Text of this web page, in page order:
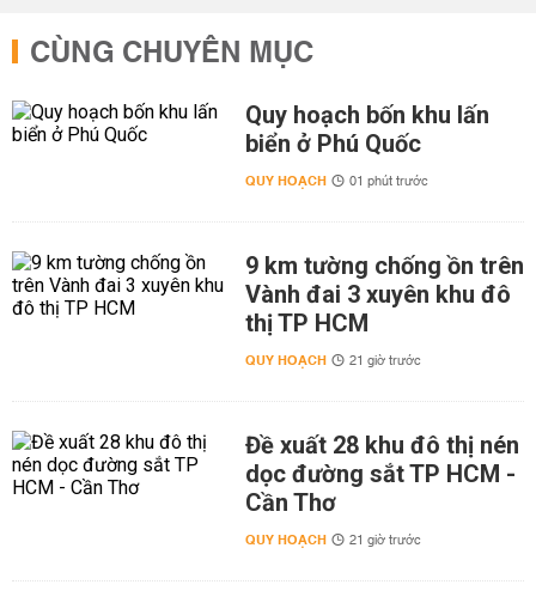
CÙNG CHUYÊN MỤC
Quy hoạch bốn khu lấn
biển ở Phú Quốc
QUY HOẠCH 01 phút trước
9 km tường chống ồn trên
Vành đai 3 xuyên khu đô
thị TP HCM
QUY HOẠCH 21 giờ trước
Đề xuất 28 khu đô thị nén
dọc đường sắt TP HCM -
Cần Thơ
QUY HOẠCH 21 giờ trước